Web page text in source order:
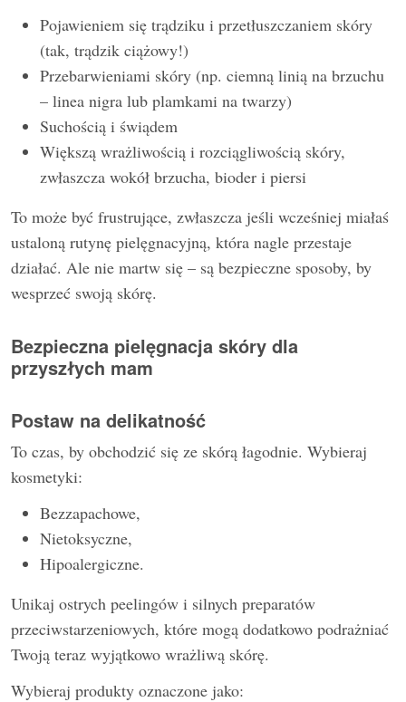
Pojawieniem się trądziku i przetłuszczaniem skóry
(tak, trądzik ciążowy!)
Przebarwieniami skóry (np. ciemną linią na brzuchu
– linea nigra lub plamkami na twarzy)
Suchością i świądem
Większą wrażliwością i rozciągliwością skóry,
zwłaszcza wokół brzucha, bioder i piersi
To może być frustrujące, zwłaszcza jeśli wcześniej miałaś
ustaloną rutynę pielęgnacyjną, która nagle przestaje
działać. Ale nie martw się – są bezpieczne sposoby, by
wesprzeć swoją skórę.
Bezpieczna pielęgnacja skóry dla
przyszłych mam
Postaw na delikatność
To czas, by obchodzić się ze skórą łagodnie. Wybieraj
kosmetyki:
Bezzapachowe,
Nietoksyczne,
Hipoalergiczne.
Unikaj ostrych peelingów i silnych preparatów
przeciwstarzeniowych, które mogą dodatkowo podrażniać
Twoją teraz wyjątkowo wrażliwą skórę.
Wybieraj produkty oznaczone jako: